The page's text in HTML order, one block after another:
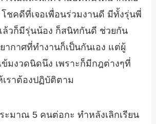
ชคดีที่เจอเพื่อนร่วมงานดี มีทั้งรุ่นพี่
วก็มีรุ่นน้อง ก็สนิทกันดี ช่วยกัน
ากาศที่ทำงานก็เป็นกันเอง แต่ผู้
มงวดนิดนึง เพราะก็มีกฎต่างๆที่
ราต้องปฏิบัติตาม
ะมาณ 5 คนต่อกะ ทำหลังเลิกเรียน